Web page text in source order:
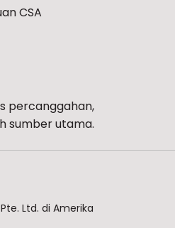
CSA
percanggahan,
sumber utama.
Ltd. di Amerika